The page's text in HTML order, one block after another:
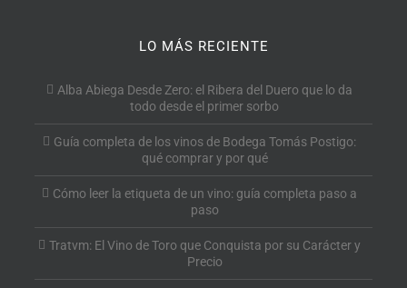
LO MÁS RECIENTE
Alba Abiega Desde Zero: el Ribera del Duero que lo da
todo desde el primer sorbo
Guía completa de los vinos de Bodega Tomás Postigo:
qué comprar y por qué
Cómo leer la etiqueta de un vino: guía completa paso a
paso
Tratvm: El Vino de Toro que Conquista por su Carácter y
Precio